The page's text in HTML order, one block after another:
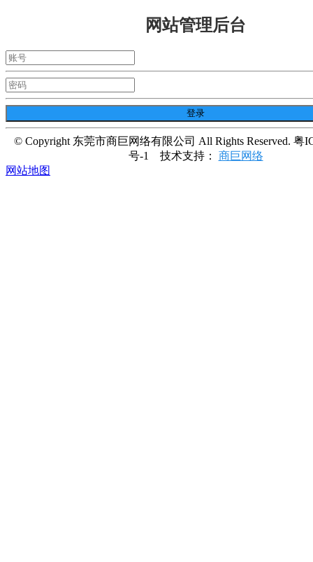
网站管理后台
© Copyright 东莞市商巨网络有限公司 All Rights Reserved. 粤
号-1 技术支持： 商巨网络
网站地图